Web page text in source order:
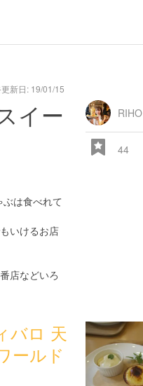
新日: 19/01/15
イー
は食べれて
いけるお店
店などいろ
RIHO
44
バロ 天
ールド